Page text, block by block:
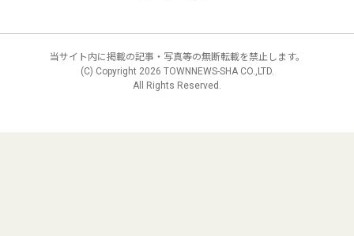
当サイト内に掲載の記事・写真等の無断転載を禁止します。
(C) Copyright 2026 TOWNNEWS-SHA CO.,LTD.
All Rights Reserved.